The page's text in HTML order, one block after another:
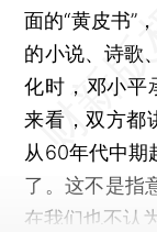
面的“黄皮书”
的小说、诗歌
化时，邓小平
来看，双方都
从60年代中期
了。这不是指
在我们也不认